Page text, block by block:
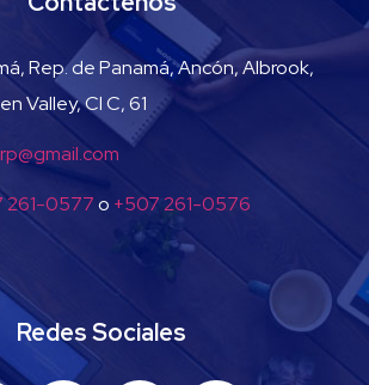
Rep. de Panamá, Ancón, Albrook,
Valley, Cl C, 61
261-0577o +507 261-0576
Redes Sociales